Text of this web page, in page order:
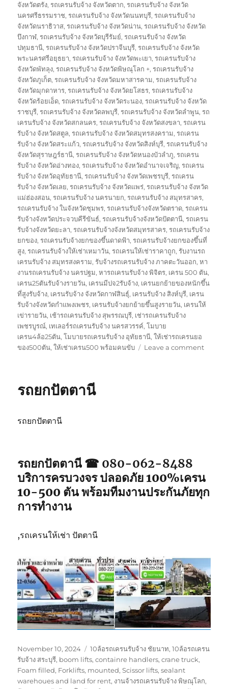
จังหวัดตรัง,รถเครนรับจ้าง จังหวัดตาก,รถเครนรับจ้าง จังหวัด
นครศรีธรรมราช,รถเครนรับจ้าง จังหวัดนนทบุรี,รถเครนรับจ้าง
จังหวัดนราธิวาส,รถเครนรับจ้าง จังหวัดน่าน,รถเครนรับจ้าง จังหวัด
บึงกาฬ,รถเครนรับจ้าง จังหวัดบุรีรัมย์,รถเครนรับจ้าง จังหวัด
ปทุมธานี,รถเครนรับจ้าง จังหวัดปราจีนบุรี,รถเครนรับจ้าง จังหวัด
พระนครศรีอยุธยา,รถเครนรับจ้าง จังหวัดพะเยา,รถเครนรับจ้าง
จังหวัดพัทลุง,รถเครนรับจ้าง จังหวัดพิษณุโลก +,รถเครนรับจ้าง
จังหวัดภูเก็ต,รถเครนรับจ้าง จังหวัดมหาสารคาม,รถเครนรับจ้าง
จังหวัดมุกดาหาร,รถเครนรับจ้าง จังหวัดยโสธร,รถเครนรับจ้าง
จังหวัดร้อยเอ็ด,รถเครนรับจ้าง จังหวัดระนอง,รถเครนรับจ้าง จังหวัด
ราชบุรี,รถเครนรับจ้าง จังหวัดลพบุรี,รถเครนรับจ้าง จังหวัดลำพูน,รถ
เครนรับจ้าง จังหวัดสกลนคร,รถเครนรับจ้าง จังหวัดสงขลา,รถเครน
รับจ้าง จังหวัดสตูล,รถเครนรับจ้าง จังหวัดสมุทรสงคราม,รถเครน
รับจ้าง จังหวัดสระแก้ว,รถเครนรับจ้าง จังหวัดสิงห์บุรี,รถเครนรับจ้าง
จังหวัดสุราษฎร์ธานี,รถเครนรับจ้าง จังหวัดหนองบัวลำภู,รถเครน
รับจ้าง จังหวัดอ่างทอง,รถเครนรับจ้าง จังหวัดอำนาจเจริญ,รถเครน
รับจ้าง จังหวัดอุทัยธานี,รถเครนรับจ้าง จังหวัดเพชรบุรี,รถเครน
รับจ้าง จังหวัดเลย,รถเครนรับจ้าง จังหวัดแพร่,รถเครนรับจ้าง จังหวัด
แม่ฮ่องสอน,รถเครนรับจ้าง นครนายก,รถเครนรับจ้าง สมุทรสาคร,
รถเครนรับจ้าง ในจังหวัดชุมพร,รถเครนรับจ้างจังหวัดตราด,รถเครน
รับจ้างจังหวัดประจวบคีรีขันธ์,รถเครนรับจ้างจังหวัดปัตตานี,รถเครน
รับจ้างจังหวัดยะลา,รถเครนรับจ้างจังหวัดสมุทรสาคร,รถเครนรับจ้าง
ยกของ,รถเครนรับจ้างยกของขึ้นดาดฟ้า,รถเครนรับจ้างยกของขึ้นที่
สูง,รถเครนรับจ้างให้เช่าเหมาวัน,รถเครนให้เช่าราคาถูก,รับงานรถ
เครนรับจ้าง สมุทรสงคราม,รับจ้างรถเครนรับจ้าง ภาคตะวันออก,หา
งานรถเครนรับจ้าง นครปฐม,หารถเครนรับจ้าง พิจิตร, เครน 500 ตัน,
เครน25ตันรับจ้างรายวัน, เครนมีปจ2รับจ้าง, เครนยกย้ายของหนักขึ้น
ที่สูงรับจ้าง, เครนรับจ้าง จังหวัดกาฬสินธุ์, เครนรับจ้าง สิงห์บุรี, เครน
รับจ้างจังหวัดกำแพงเพชร, เครนรับจ้างยกย้ายขึ้นสูงรายวัน, เครนให้
เข่ารายวัน, เช้ารถเครนรับจ้าง สุพรรณบุรี, เช่ารถเครนรับจ้าง
เพชรบูรณ์, เทเลอร์รถเครนรับจ้าง นครสวรรค์,โมบาย
เครน4ล้อ25ตัน,โมบายรถเครนรับจ้าง อุทัยธานี,ให้เช่ารถเครนยอ
ของ500ตัน,ให้เช่าเครน500 พร้อมคนขับ Leave a commenton
รถยกปัตตานี
รถยกปัตตานี
รถยกปัตตานี ☎ 080-062-8488
บริการครบวงจร ปลอดภัย 100%เครน
10-500 ตัน พร้อมทีมงานประกันภัยทุก
การทำงาน
,รถเครนให้เช่า ปัตตานี
Posted
on
November 10, 2024 Tags
10ล้อรถเครนรับจ้าง ชัยนาท,10ล้อรถเครน
รับจ้าง สระบุรี, boom lifts,containre handlers,crane truck,
Foam filled, Forklifts, mounted,Scissor lifts,sealant
warehoues and land for rent, งานจ้างรถเครนรับจ้าง พิษณุโลก,